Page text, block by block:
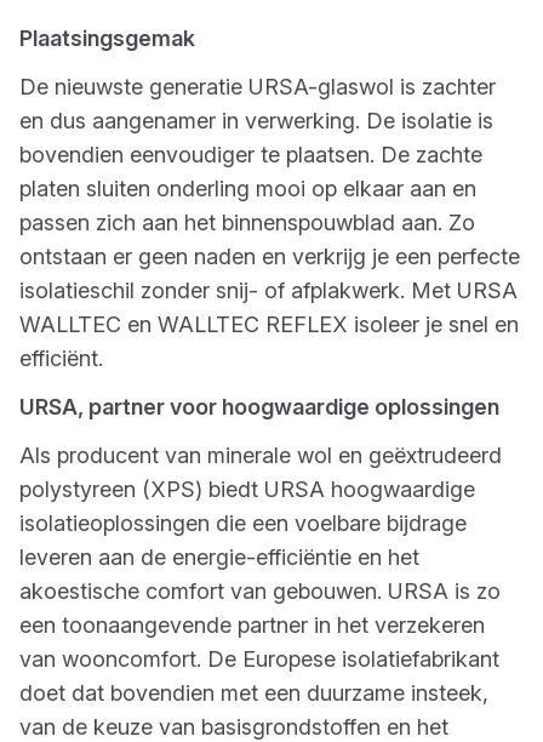
Plaatsingsgemak
De nieuwste generatie URSA-glaswol is zachter
en dus aangenamer in verwerking. De isolatie is
bovendien eenvoudiger te plaatsen. De zachte
platen sluiten onderling mooi op elkaar aan en
passen zich aan het binnenspouwblad aan. Zo
ontstaan er geen naden en verkrijg je een perfecte
isolatieschil zonder snij- of afplakwerk. Met URSA
WALLTEC en WALLTEC REFLEX isoleer je snel en
efficiënt.
URSA, partner voor hoogwaardige oplossingen
Als producent van minerale wol en geëxtrudeerd
polystyreen (XPS) biedt URSA hoogwaardige
isolatieoplossingen die een voelbare bijdrage
leveren aan de energie-efficiëntie en het
akoestische comfort van gebouwen. URSA is zo
een toonaangevende partner in het verzekeren
van wooncomfort. De Europese isolatiefabrikant
doet dat bovendien met een duurzame insteek,
van de keuze van basisgrondstoffen en het